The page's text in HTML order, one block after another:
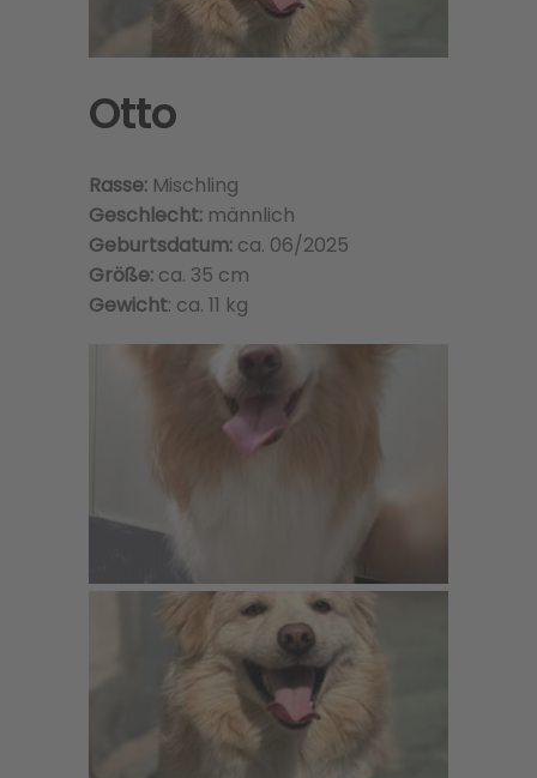
Otto
Rasse: Mischling
Geschlecht: männlich
Geburtsdatum: ca. 06/2025
Größe: ca. 35 cm
Gewicht: ca. 11 kg